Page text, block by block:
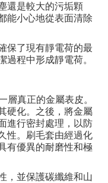
還是較大的污垢顆
能小心地從表面清除
保了現有靜電荷的最
過程中形成靜電荷。
層真正的金屬表皮。
硬化。之後，將金屬
進行密封處理，以防
性。刷毛套由經過化
有優異的耐磨性和極
，並保護碳纖維和山